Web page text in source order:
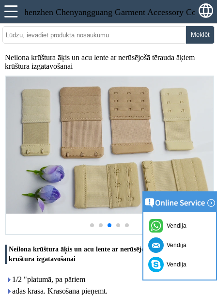
Meklēt
Neilona krūštura āķis un acu lente ar nerūsējošā tērauda āķiem
krūštura izgatavošanai
Neilona krūštura āķis un acu lente ar nerūsējošā tērauda āķiem
krūštura izgatavošanai
1/2 "platumā, pa pāriem
ādas krāsa. Krāsošana pieņemt.
Vendija
Vendija
Vendija